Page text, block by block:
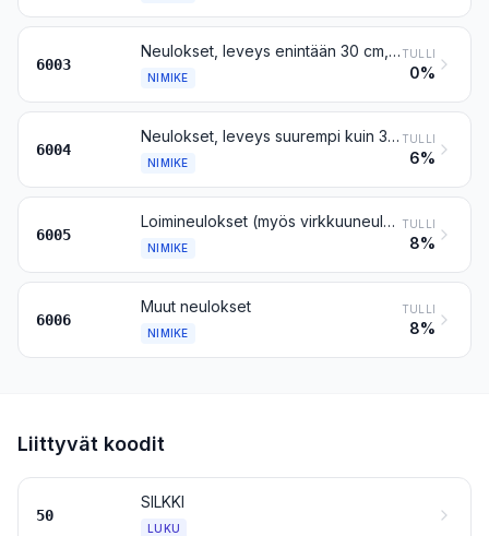
6003
Neulokset, leveys enintään 30 cm, muut kuin nimikkeisiin 6001 tai 6002 kuuluvat
NIMIKE
TULLI
0%
6004
Neulokset, leveys suurempi kuin 30 cm, vähintään 5 painoprosenttia elastomeerilankaa tai kumilankaa sisältävät, muut kuin nimikkeeseen 6001 kuuluvat
NIMIKE
TULLI
6%
6005
Loimineulokset (myös virkkuuneulekoneella neulotut), muut kuin nimikkeisiin 6001–6004 kuuluvat
NIMIKE
TULLI
8%
6006
Muut neulokset
NIMIKE
TULLI
8%
Liittyvät koodit
50
SILKKI
LUKU